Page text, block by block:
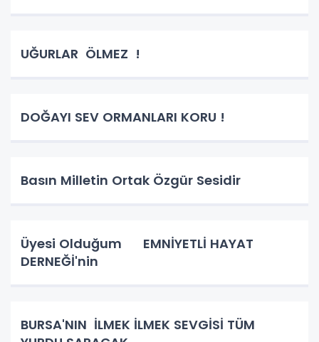
UĞURLAR ÖLMEZ !
DOĞAYI SEV ORMANLARI KORU !
Basın Milletin Ortak Özgür Sesidir
Üyesi Olduğum EMNİYETLİ HAYAT
DERNEĞİ'nin
BURSA'NIN İLMEK İLMEK SEVGİSİ TÜM